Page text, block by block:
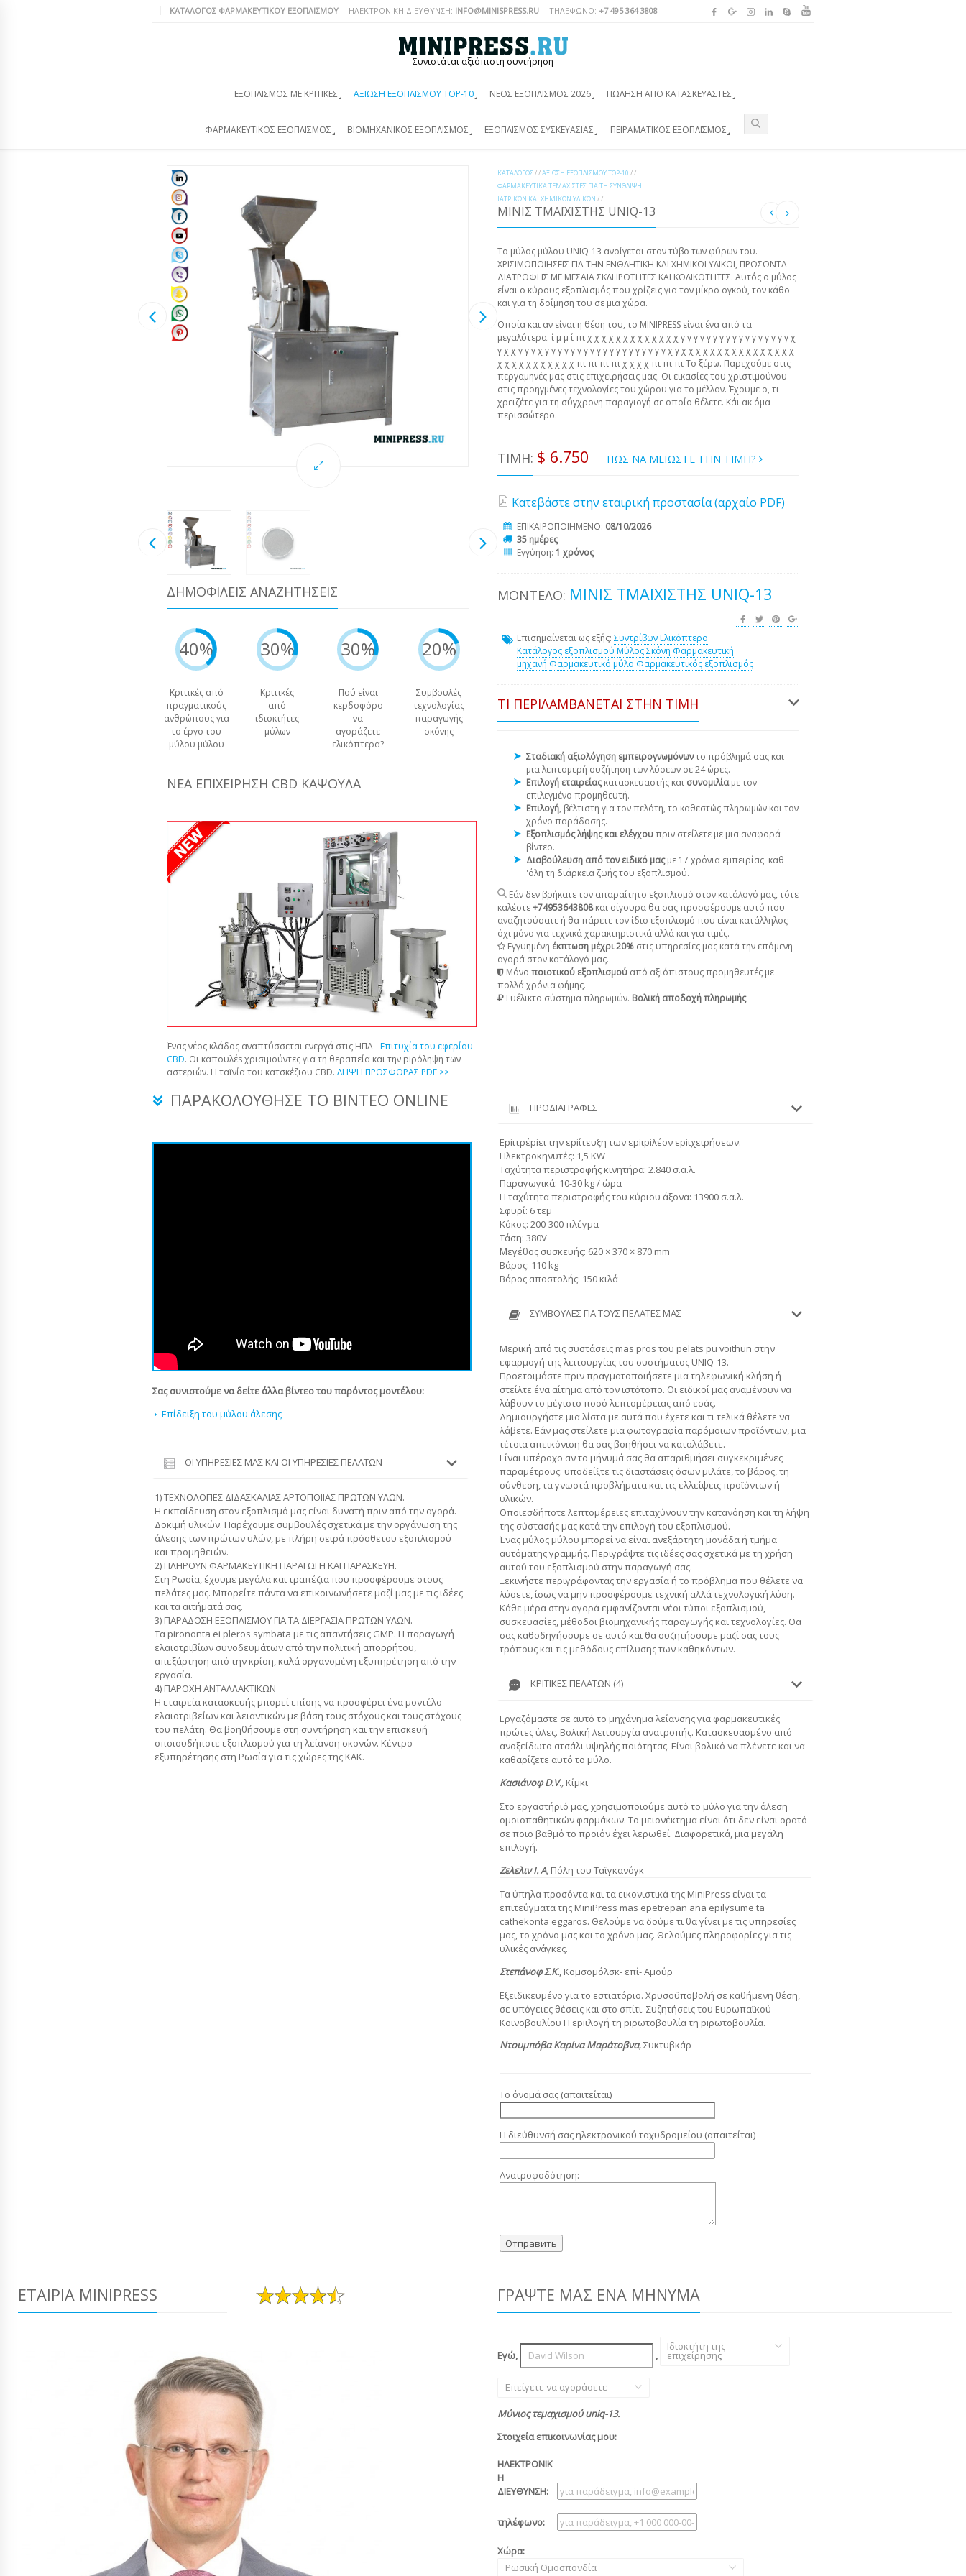
ΚΑΤΆΛΟΓΟΣ ΦΑΡΜΑΚΕΥΤΙΚΟΎ ΕΞΟΠΛΙΣΜΟΎ ΗΛΕΚΤΡΟΝΙΚΗ ΔΙΕΥΘΥΝΣΗ: INFO@MINISPRESS.RU ΤΗΛΈΦΩΝΟ: +7 495 364 3808
Συνιστάται αξιόπιστη συντήρηση
ΕΞΟΠΛΙΣΜΌΣ ΜΕ ΚΡΙΤΙΚΈΣ ΑΞΊΩΣΗ ΕΞΟΠΛΙΣΜΟΎ TOP-10 ΝΈΟΣ ΕΞΟΠΛΙΣΜΌΣ 2026 ΠΏΛΗΣΗ ΑΠΌ ΚΑΤΑΣΚΕΥΑΣΤΈΣ
ΦΑΡΜΑΚΕΥΤΙΚΌΣ ΕΞΟΠΛΙΣΜΌΣ ΒΙΟΜΗΧΑΝΙΚΌΣ ΕΞΟΠΛΙΣΜΌΣ ΕΞΟΠΛΙΣΜΌΣ ΣΥΣΚΕΥΑΣΊΑΣ ΠΕΙΡΑΜΑΤΙΚΌΣ ΕΞΟΠΛΙΣΜΌΣ
ΔΗΜΟΦΙΛΕΊΣ ΑΝΑΖΗΤΉΣΕΙΣ
40%
Κριτικές από
πραγματικούς
ανθρώπους για
το έργο του
μύλου μύλου
30%
Κριτικές
από
ιδιοκτήτες
μύλων
30%
Πού είναι
κερδοφόρο
να
αγοράζετε
ελικόπτερα?
20%
Συμβουλές
τεχνολογίας
παραγωγής
σκόνης
ΝΈΑ ΕΠΙΧΕΊΡΗΣΗ CBD ΚΆΨΟΥΛΑ
Ένας νέος κλάδος αναπτύσσεται ενεργά στις ΗΠΑ -Επιτυχία του εφερίου
CBD. Οι καπουλέs χρισιμούντες για τη θεραπεία και την piρόληψη των
αστεριών. Η ταϊνία του κατσκέζιου CBD. ΛΗΨΗ ΠΡΟΣΦΟΡΑΣ PDF >>
ΚΑΤΆΛΟΓΟΣ/ /ΑΞΊΩΣΗ ΕΞΟΠΛΙΣΜΟΎ TOP-10 / /
ΦΑΡΜΑΚΕΥΤΙΚΆ ΤΕΜΑΧΙΣΤΈΣ ΓΙΑ ΤΗ ΣΎΝΘΛΙΨΗ
ΙΑΤΡΙΚΏΝ ΚΑΙ ΧΗΜΙΚΏΝ ΥΛΙΚΏΝ / /
ΜΙΝΙΣ ΤΜΑΪΧΙΣΤΗΣ UNIQ-13
Το μύλος μύλου UNIQ-13 ανοίγεται στον τύβο των φύρων του.
ΧΡΙΣΙΜΟΠΟΙΗΣΕΙΣ ΓΙΑ ΤΗΝ ΕΝΘΛΗΤΙΚΗ ΚΑΙ ΧΗΜΙΚΟΙ ΥΛΙΚΟΙ, ΠΡΟΣΟΝΤΑ
ΔΙΑΤΡΟΦΗΣ ΜΕ ΜΕΣΑΙΑ ΣΚΛΗΡΟΤΗΤΕΣ ΚΑΙ ΚΟΛΙΚΟΤΗΤΕΣ. Αυτός ο μύλος
είναι ο κύρους εξοπλισμός που χρίζεις για τον μίκρο ογκού, τον κάθο
και για τη δοίμηση του σε μια χώρα.
Οποία και αν είναι η θέση του, το MINIPRESS είναι ένα από τα
μεγαλύτερα. ί μ μ ί πι χ χ χ χ χ χ χ χ χ χ χ χ χ γ γ γ γ γ γ γ γ γ γ γ γ γ γ γ γ γ χ
γ χ χ γ γ γ χ γ γ γ γ γ γ γ γ γ γ γ γ γ γ γ γ γ γ γ χ γ χ χ χ χ χ χ χ χ χ χ χ χ χ χ χ χ
χ χ χ χ χ χ χ χ χ χ χ πι πι πι πι χ χ χ χ πι πι πι Το ξέρω. Παρεχούμε στις
περγαμηνές μας στις επιχειρήσεις μας. Οι εικασίες του χριστιμούνου
στις προηγμένες τεχνολογίες του χώρου για το μέλλον. Έχουμε ο, τι
χρειζέτε για τη σύγχρονη παραγιογή σε οποίο θέλετε. Κάι ακ όμα
περισσώτερο.
ΤΙΜΉ: $ 6.750 ΠΩΣ ΝΑ ΜΕΙΩΣΤΕ ΤΗΝ ΤΙΜΗ?
Κατεβάστε στην εταιρική προστασία (αρχαίο PDF)
ΕΠΙΚΑΙΡΟΠΟΙΗΜΕΝΟ: 08/10/2026
35 ημέρες
Εγγύηση: 1 χρόνος
ΜΟΝΤΈΛΟ: ΜΙΝΙΣ ΤΜΑΪΧΙΣΤΗΣ UNIQ-13
Επισημαίνεται ως εξής: ΣυντρίβωνΕλικόπτερο
Κατάλογος εξοπλισμού ΜύλοςΣκόνη Φαρμακευτική
μηχανή Φαρμακευτικό μύλο Φαρμακευτικός εξοπλισμός
ΤΙ ΠΕΡΙΛΑΜΒΆΝΕΤΑΙ ΣΤΗΝ ΤΙΜΉ
Σταδιακή αξιολόγηση εμπειρογνωμόνωντο πρόβλημά σας και
μια λεπτομερή συζήτηση των λύσεων σε 24 ώρες.
Επιλογή εταιρείαςκατασκευαστής και συνομιλίαμε τον
επιλεγμένο προμηθευτή.
Επιλογή, βέλτιστη για τον πελάτη, το καθεστώς πληρωμών και τον
χρόνο παράδοσης.
Εξοπλισμός λήψης και ελέγχουπριν στείλετε με μια αναφορά
βίντεο.
Διαβούλευση από τον ειδικό μαςμε 17 χρόνια εμπειρίας καθ
'όλη τη διάρκεια ζωής του εξοπλισμού.
Εάν δεν βρήκατε τον απαραίτητο εξοπλισμό στον κατάλογό μας, τότε
καλέστε+74953643808και σίγουρα θα σας προσφέρουμε αυτό που
αναζητούσατε ή θα πάρετε τον ίδιο εξοπλισμό που είναι κατάλληλος
όχι μόνο για τεχνικά χαρακτηριστικά αλλά και για τιμές.
Εγγυημένη έκπτωση μέχρι 20% στις υπηρεσίες μας κατά την επόμενη
αγορά στον κατάλογό μας.
Μόνο ποιοτικού εξοπλισμού από αξιόπιστους προμηθευτές με
πολλά χρόνια φήμης.
Ευέλικτο σύστημα πληρωμών. Βολική αποδοχή πληρωμής.
ΠΑΡΑΚΟΛΟΎΘΗΣΕ ΤΟ ΒΊΝΤΕΟ ONLINE
Σας συνιστούμε να δείτε άλλα βίντεο του παρόντος μοντέλου:
Επίδειξη του μύλου άλεσης
ΟΙ ΥΠΗΡΕΣΊΕΣ ΜΑΣ ΚΑΙ ΟΙ ΥΠΗΡΕΣΊΕΣ ΠΕΛΑΤΏΝ
1) ΤΕΧΝΟΛΟΓΙΕΣ ΔΙΔΑΣΚΑΛΙΑΣ ΑΡΤΟΠΟΙΙΑΣ ΠΡΩΤΩΝ ΥΛΩΝ.
Η εκπαίδευση στον εξοπλισμό μας είναι δυνατή πριν από την αγορά.
Δοκιμή υλικών. Παρέχουμε συμβουλές σχετικά με την οργάνωση της
άλεσης των πρώτων υλών, με πλήρη σειρά πρόσθετου εξοπλισμού
και προμηθειών.
2) ΠΛΗΡΟΥΝ ΦΑΡΜΑΚΕΥΤΙΚΗ ΠΑΡΑΓΩΓΗ ΚΑΙ ΠΑΡΑΣΚΕΥΗ.
Στη Ρωσία, έχουμε μεγάλα και τραπέζια που προσφέρουμε στους
πελάτες μας. Μπορείτε πάντα να επικοινωνήσετε μαζί μας με τις ιδέες
και τα αιτήματά σας.
3) ΠΑΡΑΔΟΣΗ ΕΞΟΠΛΙΣΜΟΥ ΓΙΑ ΤΑ ΔΙΕΡΓΑΣΙΑ ΠΡΩΤΩΝ ΥΛΩΝ.
Τα pirononta ei pleros symbata με τις απαντήσεις GMP. Η παραγωγή
ελαιοτριβίων συνοδευμάτων από την πολιτική απορρήτου,
απεξάρτηση από την κρίση, καλά οργανομένη εξυπηρέτηση από την
εργασία.
4) ΠΑΡΟΧΗ ΑΝΤΑΛΛΑΚΤΙΚΩΝ
Η εταιρεία κατασκευής μπορεί επίσης να προσφέρει ένα μοντέλο
ελαιοτριβείων και λειαντικών με βάση τους στόχους και τους στόχους
του πελάτη. Θα βοηθήσουμε στη συντήρηση και την επισκευή
οποιουδήποτε εξοπλισμού για τη λείανση σκονών. Κέντρο
εξυπηρέτησης στη Ρωσία για τις χώρες της ΚΑΚ.
ΠΡΟΔΙΑΓΡΑΦΕΣ
Εpiιτρέpiει την εpiίτευξη των εpiιpiλέον εpiιχειρήσεων.
Ηλεκτροκηνυτές: 1,5 KW
Ταχύτητα περιστροφής κινητήρα: 2.840 σ.α.λ.
Παραγωγικά: 10-30 kg / ώρα
Η ταχύτητα περιστροφής του κύριου άξονα: 13900 σ.α.λ.
Σφυρί: 6 τεμ
Κόκος: 200-300 πλέγμα
Τάση: 380V
Μεγέθος συσκευής: 620 × 370 × 870 mm
Βάρος: 110 kg
Βάρος αποστολής: 150 κιλά
ΣΥΜΒΟΥΛΈΣ ΓΙΑ ΤΟΥΣ ΠΕΛΆΤΕΣ ΜΑΣ
Μερική από τις συστάσεις mas pros του pelats pu voithun στην
εφαρμογή της λειτουργίας του συστήματος UNIQ-13.
Προετοιμάστε πριν πραγματοποιήσετε μια τηλεφωνική κλήση ή
στείλτε ένα αίτημα από τον ιστότοπο. Οι ειδικοί μας αναμένουν να
λάβουν το μέγιστο ποσό λεπτομέρειας από εσάς.
Δημιουργήστε μια λίστα με αυτά που έχετε και τι τελικά θέλετε να
λάβετε. Εάν μας στείλετε μια φωτογραφία παρόμοιων προϊόντων, μια
τέτοια απεικόνιση θα σας βοηθήσει να καταλάβετε.
Είναι υπέροχο αν το μήνυμά σας θα απαριθμήσει συγκεκριμένες
παραμέτρους: υποδείξτε τις διαστάσεις όσων μιλάτε, το βάρος, τη
σύνθεση, τα γνωστά προβλήματα και τις ελλείψεις προϊόντων ή
υλικών.
Οποιεσδήποτε λεπτομέρειες επιταχύνουν την κατανόηση και τη λήψη
της σύστασής μας κατά την επιλογή του εξοπλισμού.
Ένας μύλος μύλου μπορεί να είναι ανεξάρτητη μονάδα ή τμήμα
αυτόματης γραμμής. Περιγράψτε τις ιδέες σας σχετικά με τη χρήση
αυτού του εξοπλισμού στην παραγωγή σας.
Ξεκινήστε περιγράφοντας την εργασία ή το πρόβλημα που θέλετε να
λύσετε, ίσως να μην προσφέρουμε τεχνική αλλά τεχνολογική λύση.
Κάθε μέρα στην αγορά εμφανίζονται νέοι τύποι εξοπλισμού,
συσκευασίες, μέθοδοι βιομηχανικής παραγωγής και τεχνολογίες. Θα
σας καθοδηγήσουμε σε αυτό και θα συζητήσουμε μαζί σας τους
τρόπους και τις μεθόδους επίλυσης των καθηκόντων.
ΚΡΙΤΙΚΈΣ ΠΕΛΑΤΏΝ (4)
Εργαζόμαστε σε αυτό το μηχάνημα λείανσης για φαρμακευτικές
πρώτες ύλες. Βολική λειτουργία ανατροπής. Κατασκευασμένο από
ανοξείδωτο ατσάλι υψηλής ποιότητας. Είναι βολικό να πλένετε και να
καθαρίζετε αυτό το μύλο.
Κασιάνοφ D.V., Κίμκι
Στο εργαστήριό μας, χρησιμοποιούμε αυτό το μύλο για την άλεση
ομοιοπαθητικών φαρμάκων. Το μειονέκτημα είναι ότι δεν είναι ορατό
σε ποιο βαθμό το προϊόν έχει λερωθεί. Διαφορετικά, μια μεγάλη
επιλογή.
Ζελελιν Ι. Α, Πόλη του Ταϊγκανόγκ
Τα ύπηλα προσόντα και τα εικονιστικά της MiniPress είναι τα
επιτεύγματα της MiniPress mas epetrepan ana epilysume ta
cathekonta eggaros. Θελούμε να δούμε τι θα γίνει με τις υπηρεσίες
μας, το χρόνο μας και το χρόνο μας. Θελούμες πληροφορίες για τις
υλικές ανάγκες.
Στεπάνοφ Σ.Κ. Κομσομόλσκ- επί- Αμούρ
Εξειδικευμένο για το εστιατόριο. Χρυσοϋποβολή σε καθήμενη θέση,
σε υπόγειες θέσεις και στο σπίτι. Συζητήσεις του Ευρωπαϊκού
Κοινοβουλίου Η εpiιλογή τη piρωτοβουλία τη piρωτοβουλία.
Ντουμπόβα Καρίνα Μαράτοβνα,Συκτυβκάρ
Το όνομά σας (απαιτείται)
Η διεύθυνσή σας ηλεκτρονικού ταχυδρομείου (απαιτείται)
Ανατροφοδότηση:
ΕΤΑΙΡΊΑ MINIPRESS ΓΡΆΨΤΕ ΜΑΣ ΈΝΑ ΜΉΝΥΜΑ
Εγώ, ,
Ιδιοκτήτη της
επιχείρησης
,
Επείγετε να αγοράσετε
Μύνιος τεμαχισμού uniq-13.
Στοιχεία επικοινωνίας μου:
ΗΛΕΚΤΡΟΝΙΚ
Η
ΔΙΕΥΘΥΝΣΗ:
τηλέφωνο:
Χώρα:
Ρωσική Ομοσπονδία